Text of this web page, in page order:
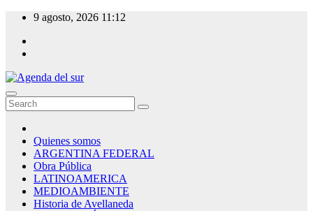
Skip
content
9 agosto, 2026 11:12
Agenda del sur
Quienes somos
ARGENTINA FEDERAL
Obra Pública
LATINOAMERICA
MEDIOAMBIENTE
Historia de Avellaneda